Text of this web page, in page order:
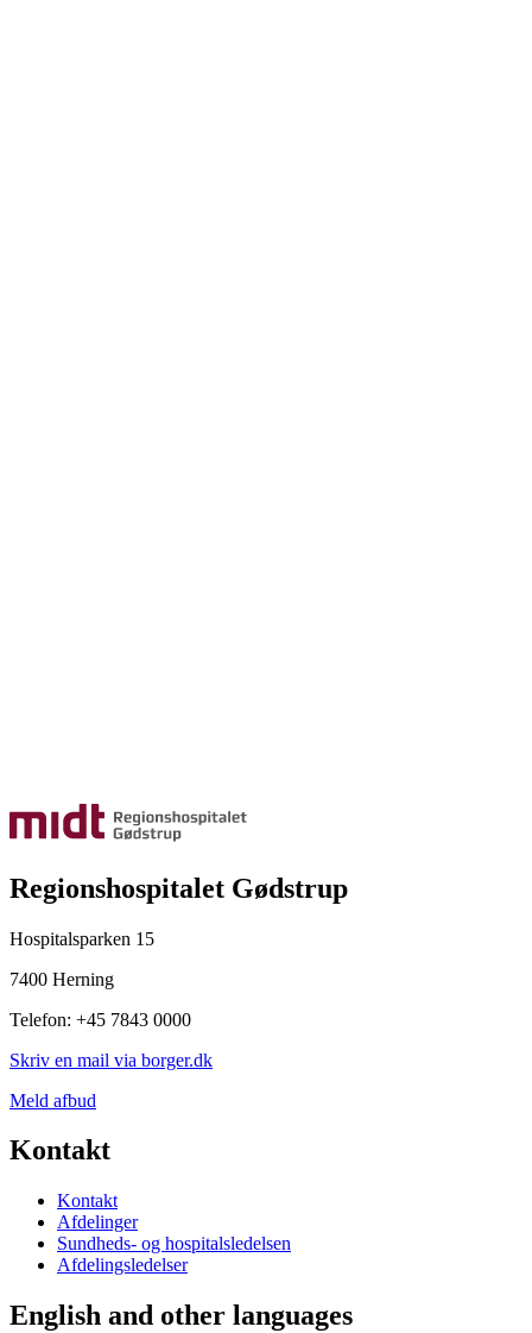
Regionshospitalet Gødstrup
Hospitalsparken 15
7400 Herning
Telefon: +45 7843 0000
Skriv en mail via borger.dk
Meld afbud
Kontakt
Kontakt
Afdelinger
Sundheds- og hospitalsledelsen
Afdelingsledelser
English and other languages